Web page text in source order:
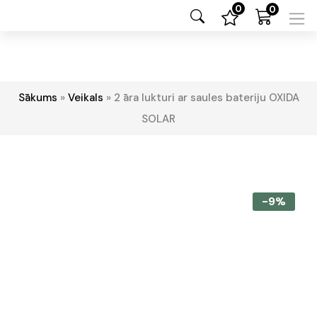
0 0
Sākums » Veikals » 2 āra lukturi ar saules bateriju OXIDA
SOLAR
-9%